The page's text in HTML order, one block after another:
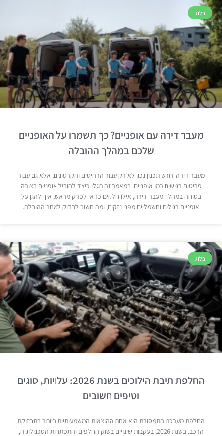
בלוג
מעבר דירה עם אופניים? כך תשמרו על האופניים
שלכם במהלך ההובלה
מעבר דירה דורש תכנון נכון לא רק עבור הרהיטים והקרטונים, אלא גם עבור
פריטים רגישים כמו אופניים. במאמר זה תגלו כיצד להוביל אופניים בצורה
בטוחה במהלך מעבר דירה, אילו חלקים כדאי לפרק מראש, איך להגן על
אופניים רגילים וחשמליים מפני נזקים, ומה חשוב לבדוק לאחר ההובלה.
בלוג
החלפת תיבת הילוכים בשנת 2026: עלויות, סוגים
וטיפים חשובים
החלפת מערכת התמסורת היא אחת ההוצאות המשמעותיות ביותר בתחזוקת
הרכב. בשנת 2026, בעקבות שינויים בשוק החלפים והתפתחות הטכנולוגיה,